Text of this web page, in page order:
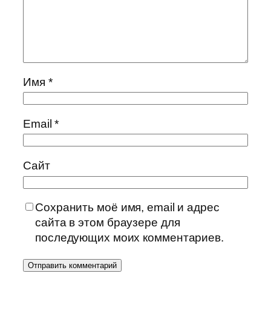
Имя *
Email*
Сайт
Сохранить моё имя, email и адрес
сайта в этом браузере для
последующих моих комментариев.